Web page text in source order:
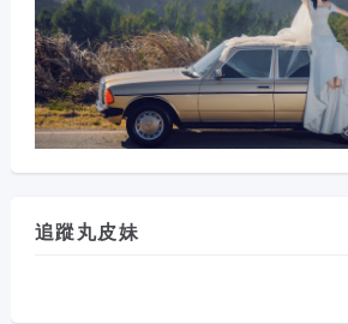
追蹤丸皮妹